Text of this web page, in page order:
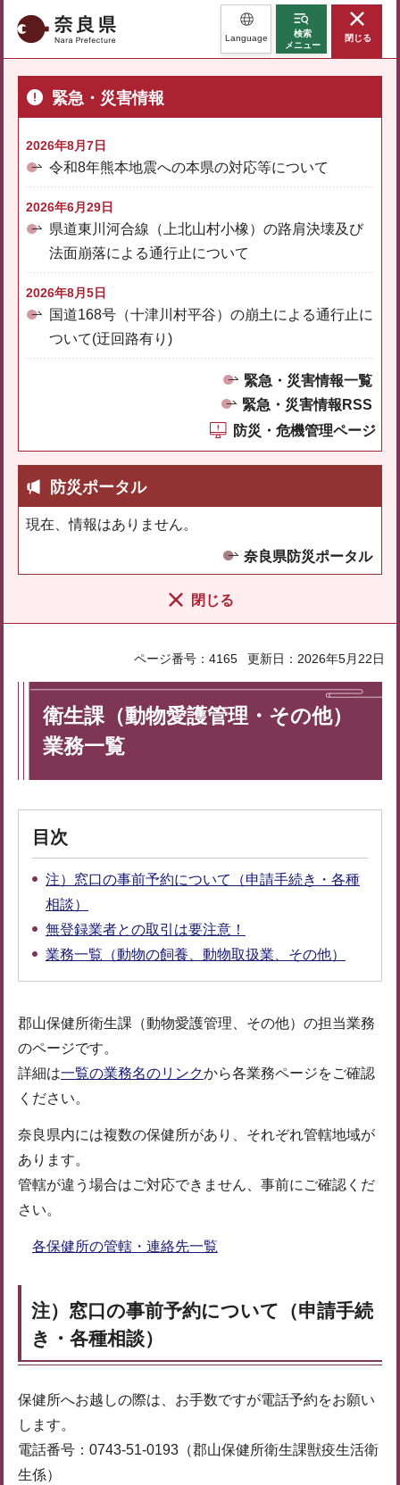
奈良県 Language
検索
メニュー
閉じる
緊急・災害情報
2026年8月7日
令和8年熊本地震への本県の対応等について
2026年6月29日
県道東川河合線（上北山村小橡）の路肩決壊及び
法面崩落による通行止について
2026年8月5日
国道168号（十津川村平谷）の崩土による通行止に
ついて(迂回路有り)
緊急・災害情報一覧
緊急・災害情報RSS
防災・危機管理ページ
防災ポータル
現在、情報はありません。
奈良県防災ポータル
閉じる
ページ番号：4165 更新日：2026年5月22日
衛生課（動物愛護管理・その他）
業務一覧
目次
注）窓口の事前予約について（申請手続き・各種
相談）
無登録業者との取引は要注意！
業務一覧（動物の飼養、動物取扱業、その他）
郡山保健所衛生課（動物愛護管理、その他）の担当業務
のページです。
詳細は一覧の業務名のリンクから各業務ページをご確認
ください。
奈良県内には複数の保健所があり、それぞれ管轄地域が
あります。
管轄が違う場合はご対応できません、事前にご確認くだ
さい。
各保健所の管轄・連絡先一覧
注）窓口の事前予約について（申請手続
き・各種相談）
保健所へお越しの際は、お手数ですが電話予約をお願い
します。
電話番号：0743-51-0193（郡山保健所衛生課獣疫生活衛
生係）